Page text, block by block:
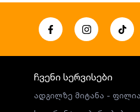
ჩვენი სერვისები
ადგილზე მიტანა -